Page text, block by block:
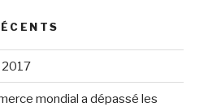
2017
mondial a dépassé les